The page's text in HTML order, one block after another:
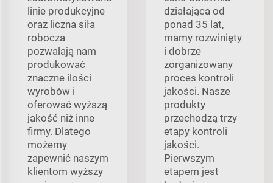
linie produkcyjne
oraz liczna siła
robocza
pozwalają nam
produkować
znaczne ilości
wyrobów i
oferować wyższą
jakość niż inne
firmy. Dlatego
możemy
zapewnić naszym
klientom wyższy
działająca od
ponad 35 lat,
mamy rozwinięty
i dobrze
zorganizowany
proces kontroli
jakości. Nasze
produkty
przechodzą trzy
etapy kontroli
jakości.
Pierwszym
etapem jest